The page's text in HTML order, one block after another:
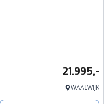
21.995,-
WAALWIJK